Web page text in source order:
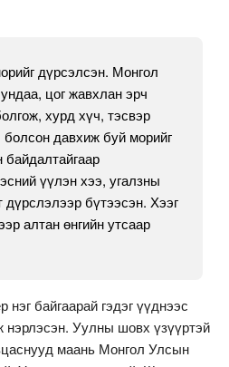
дүрсэлсэн. Монгол
цог жавхлан эрч
хурд хүч, тэсвэр
болсон давхиж буй морийг
байдалтайгаар
үүлэн хээ, угалзны
дүрслэлээр бүтээсэн. Хээг
алтан өнгийн утсаар
байгаарай гэдэг үүднээс
нэрлэсэн. Уулны шовх үзүүртэй
маань Монгол Улсын